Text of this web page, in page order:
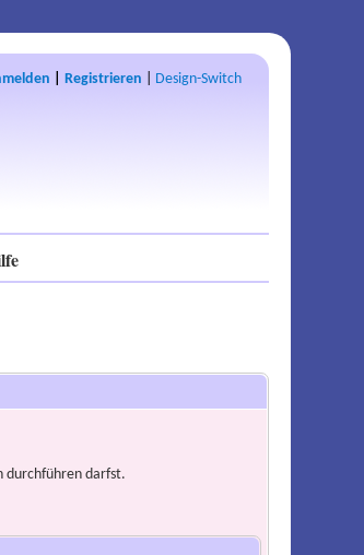
Registrieren Design-Switch
durchführen darfst.